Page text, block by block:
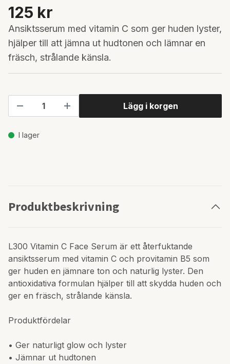
125 kr
Ansiktsserum med vitamin C som ger huden lyster,
hjälper till att jämna ut hudtonen och lämnar en
fräsch, strålande känsla.
Lägg i korgen
I lager
Produktbeskrivning
L300 Vitamin C Face Serum är ett återfuktande
ansiktsserum med vitamin C och provitamin B5 som
ger huden en jämnare ton och naturlig lyster. Den
antioxidativa formulan hjälper till att skydda huden och
ger en fräsch, strålande känsla.
Produktfördelar
• Ger naturligt glow och lyster
• Jämnar ut hudtonen